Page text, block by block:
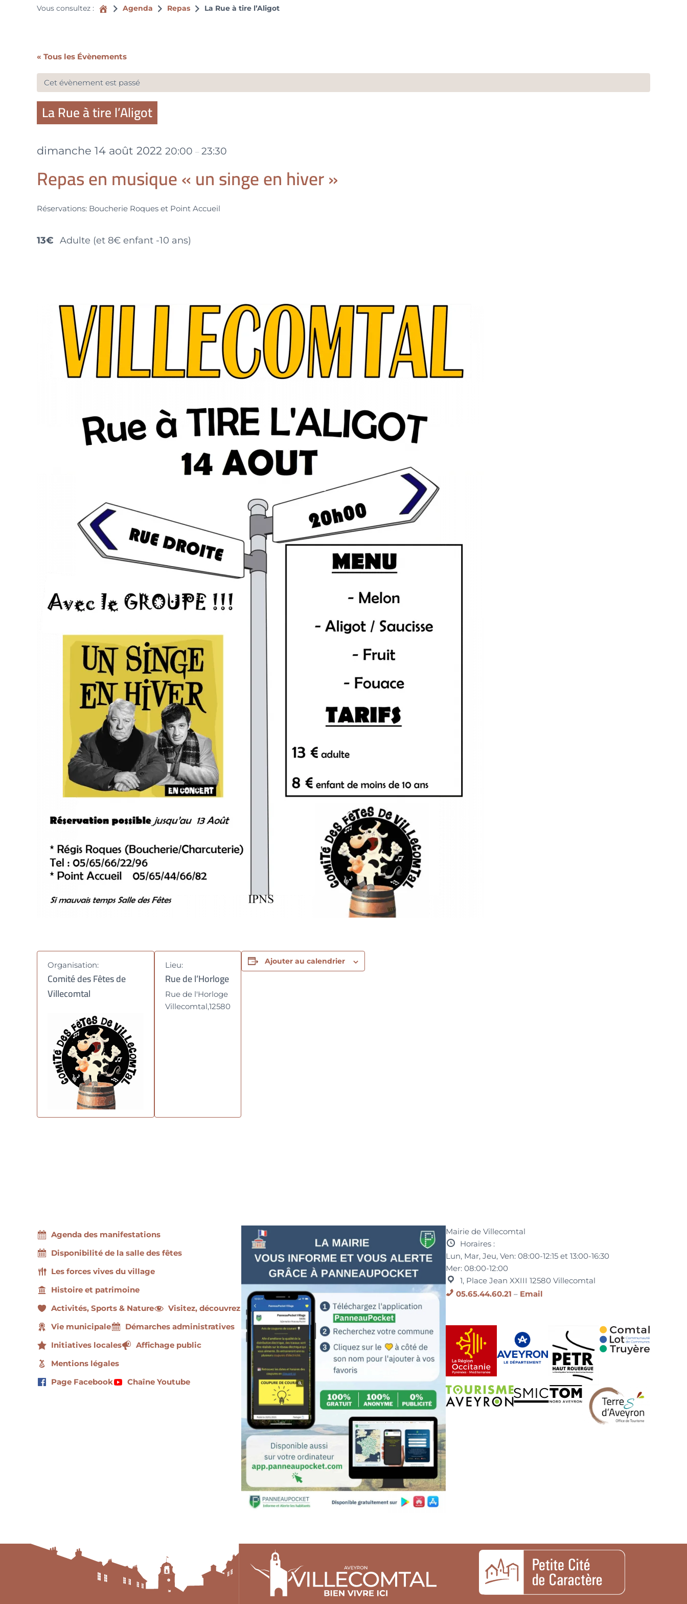
Vous consultez : Accueil
Agenda Repas La Rue à tire l’Aligot
« Tous les Évènements
Cet évènement est passé
La Rue à tire l’Aligot
dimanche 14 août 2022 20:00 – 23:30
Repas en musique « un singe en hiver »
Réservations: Boucherie Roques et Point Accueil
13€ Adulte (et 8€ enfant -10 ans)
Organisation:
Comité des Fêtes de
Villecomtal
Lieu:
Rue de l’Horloge
Rue de l'Horloge
Villecomtal,12580
Ajouter au calendrier
Agenda des manifestations
Disponibilité de la salle des fêtes
Les forces vives du village
Histoire et patrimoine
Activités, Sports & Nature
Visitez, découvrez
Vie municipale
Démarches administratives
Initiatives locales
Affichage public
Mentions légales
Page Facebook
Chaîne Youtube
Mairie de Villecomtal
Horaires :
Lun, Mar, Jeu, Ven: 08:00-12:15 et 13:00-16:30
Mer: 08:00-12:00
1, Place Jean XXIII 12580 Villecomtal
05.65.44.60.21 – Email